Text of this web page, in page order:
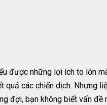
được những lợi ích to lớn
quả các chiến dịch.
đợi, bạn không biết vấn